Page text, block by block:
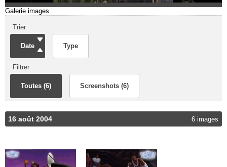
Galerie images
Trier
Date Type
Filtrer
Toutes (6) Screenshots (6)
16 août 2004 6 images